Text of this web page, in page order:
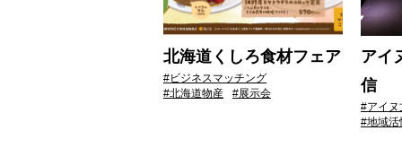
北海道くしろ食材フェア
#ビジネスマッチング
#北海道物産
#展示会
アイ
信
#アイヌ
#地域活